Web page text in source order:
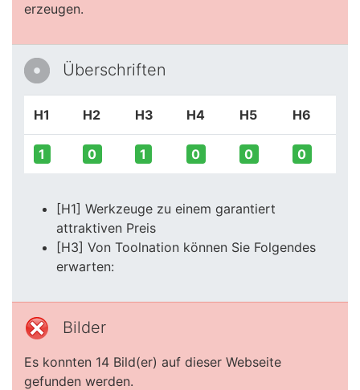
erzeugen.
Überschriften
H1 H2 H3 H4 H5 H6
1 0 1 0 0 0
[H1] Werkzeuge zu einem garantiert
attraktiven Preis
[H3] Von Toolnation können Sie Folgendes
erwarten:
Bilder
Es konnten 14 Bild(er) auf dieser Webseite
gefunden werden.